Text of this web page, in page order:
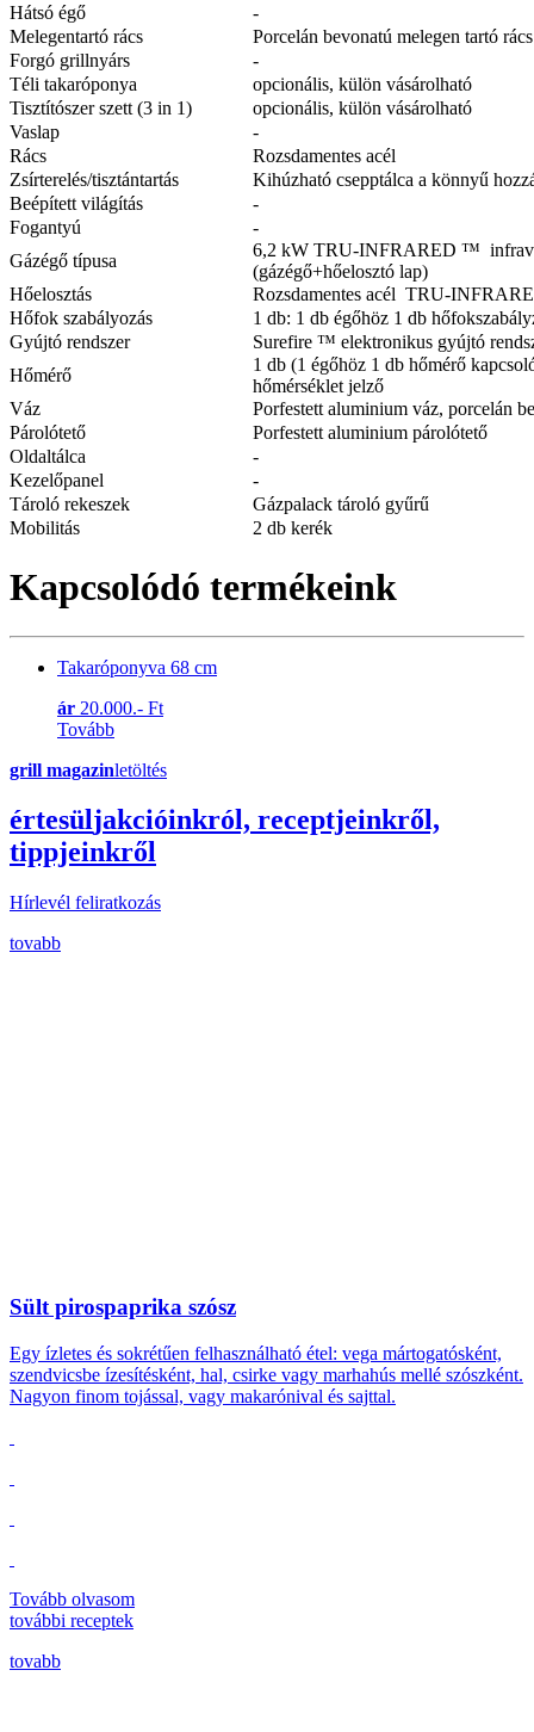
Hátsó égő
-
Melegentartó rács
Porcelán bevonatú melegen tartó rács
Forgó grillnyárs
-
Téli takaróponya
opcionális, külön vásárolható
Tisztítószer szett (3 in 1)
opcionális, külön vásárolható
Vaslap
-
Rács
Rozsdamentes acél
Zsírterelés/tisztántartás
Kihúzható csepptálca a könnyű
Beépített világítás
-
Fogantyú
-
Gázégő típusa
6,2 kW TRU-INFRARED ™
(gázégő+hőelosztó lap)
Hőelosztás
Rozsdamentes acél TRU-
Hőfok szabályozás
1 db: 1 db égőhöz 1 db
Gyújtó rendszer
Surefire ™ elektronikus gyújtó
Hőmérő
1 db (1 égőhöz 1 db hőmérő
hőmérséklet jelző
Váz
Porfestett aluminium váz, porcelán
Párolótető
Porfestett aluminium párolótető
Oldaltálca
-
Kezelőpanel
-
Tároló rekeszek
Gázpalack tároló gyűrű
Mobilitás
2 db kerék
Kapcsolódó termékeink
Takaróponyva 68 cm
ár 20.000.- Ft
Tovább
grill magazinletöltés
értesüljakcióinkról, receptjeinkről,
tippjeinkről
Hírlevél feliratkozás
tovabb
Sült pirospaprika szósz
Egy ízletes és sokrétűen felhasználható étel: vega mártogatósként,
szendvicsbe ízesítésként, hal, csirke vagy marhahús mellé szószként.
Nagyon finom tojással, vagy makarónival és sajttal.
Tovább olvasom
további receptek
tovabb